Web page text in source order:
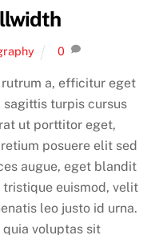
0
a, efficitur eget
sagittis turpis cursus
ut porttitor eget,
posuere elit sed
augue, eget blandit
tristique euismod, velit
leo justo id urna.
voluptas sit